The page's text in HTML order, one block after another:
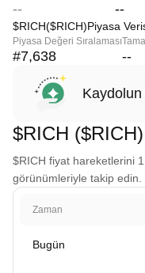
-- --
$RICH($RICH)Piyasa
Piyasa Değeri Sıralaması
#7,638 --
Kaydolun
$RICH
$RICH fiyat hareketlerini
görünümleriyle takip edin.
Zaman
Bugün